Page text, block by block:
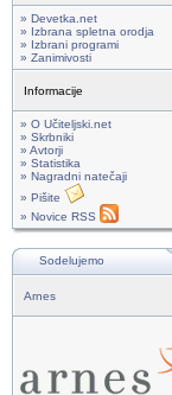
» Devetka.net
» Izbrana spletna orodja
» Izbrani programi
» Zanimivosti
Informacije
» O Učiteljski.net
» Skrbniki
» Avtorji
» Statistika
» Nagradni natečaji
» Pišite
» Novice RSS
Sodelujemo
Arnes